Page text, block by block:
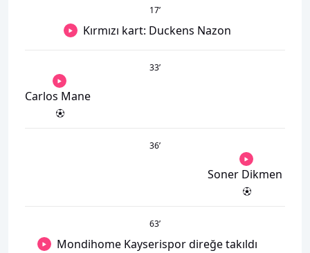
17’
Kırmızı kart: Duckens Nazon
33’
Carlos Mane
36’
Soner Dikmen
63’
Mondihome Kayserispor direğe takıldı